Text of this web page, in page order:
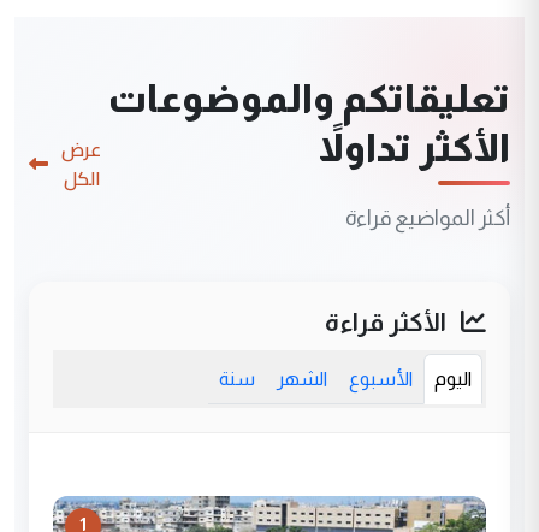
تعليقاتكم والموضوعات
الأكثر تداولاً
أكثر المواضيع قراءة
عرض
الكل
الأكثر قراءة
اليوم الأسبوع الشهر سنة
1